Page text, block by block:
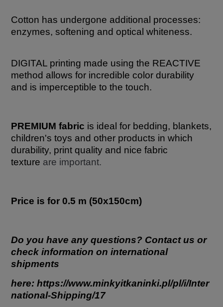
Cotton has undergone additional processes:
enzymes, softening and optical whiteness.
DIGITAL printing made using the REACTIVE
method allows for incredible color durability
and is imperceptible to the touch.
PREMIUM fabric is ideal for bedding, blankets,
children's toys and other products in which
durability, print quality and nice fabric
texture are important.
Price is for 0.5 m (50x150cm)
Do you have any questions? Contact us or
check information on international
shipments
here: https://www.minkyitkaninki.pl/pl/i/Inter
national-Shipping/17